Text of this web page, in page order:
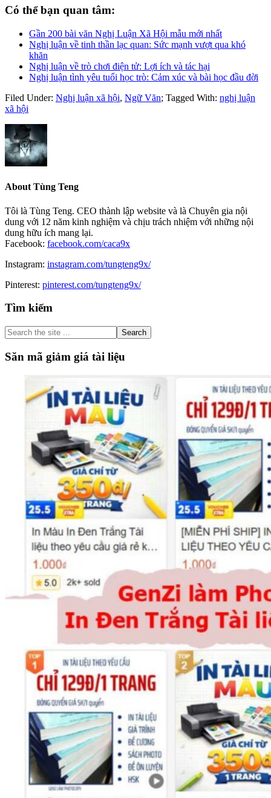
Có thể bạn quan tâm:
Gần 200 bài văn Nghị Luận Xã Hội mẫu mới nhất
Nghị luận về tinh thần lạc quan: Sức mạnh vượt qua khó
khăn
Nghị luận về trò chơi điện tử: Lợi ích và tác hại
Nghị luận tình yêu tuổi học trò: Cảm xúc và bài học đầu đời
Filed Under: Nghị luận xã hội, Ngữ Văn; Tagged With: nghị luận
xã hội
AboutTùng Teng
Tôi là Tùng Teng. CEO thành lập website và là Chuyên gia nội
dung với 12 năm kinh nghiệm và chịu trách nhiệm với những nội
dung hữu ích mang lại.
Facebook: facebook.com/caca9x
Instagram: instagram.com/tungteng9x/
Pinterest: pinterest.com/tungteng9x/
Primary
Sidebar
Tìm kiếm
Search
the
site
...
Săn mã giảm giá tài liệu